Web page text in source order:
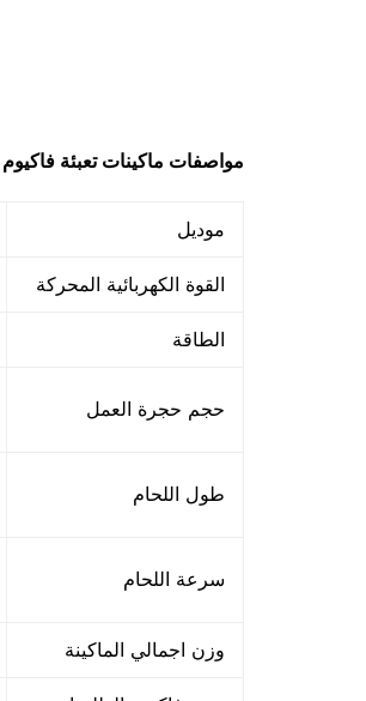
مواصفات ماكينات تعبئة فاكيوم
موديل
القوة الكهربائية المحركة
الطاقة
حجم حجرة العمل
طول اللحام
سرعة اللحام
وزن اجمالي الماكينة